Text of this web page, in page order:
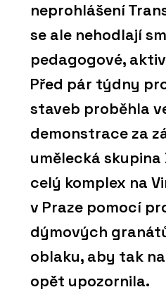
neprohlášení
se ale nehodlají
pedagogové,
Před pár týdny
staveb proběhla
demonstrace za
umělecká
celý komplex na
v Praze pomocí
dýmových
oblaku, aby tak
opět upozornila.